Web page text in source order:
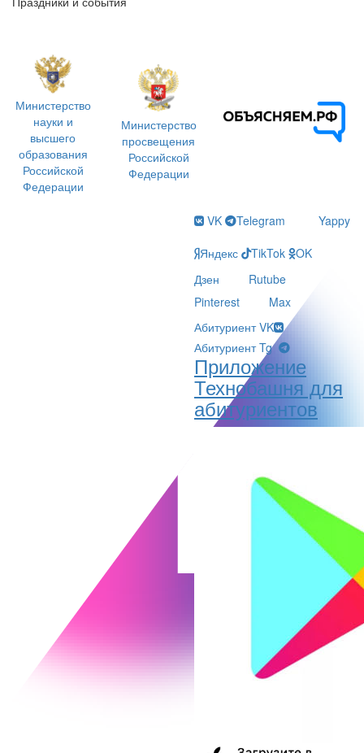
Министерство
науки и
высшего
образования
Российской
Федерации
Министерство
просвещения
Российской
Федерации
VK Telegram
Yappy
Яндекс
TikTok
OK
Дзен
Rutube
Pinterest
Max
Абитуриент VK
Абитуриент Tg
Приложение
Технобашня для
абитуриентов